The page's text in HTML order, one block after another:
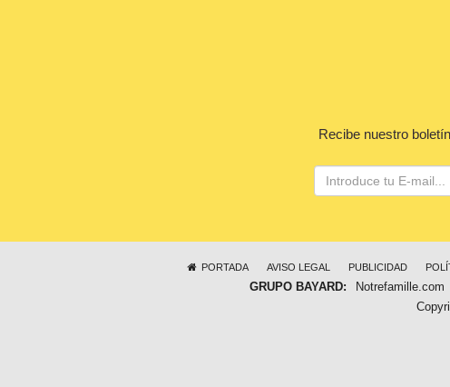
Recibe nuestro
PORTADA AVISO LEGAL PUBLICIDAD
GRUPO BAYARD: Notrefamille.com